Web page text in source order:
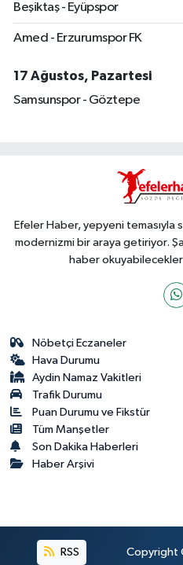
Beşiktaş - Eyüpspor
Amed - Erzurumspor FK
17 Ağustos, Pazartesi
Samsunspor - Göztepe
Efeler Haber, yepyeni temasıyla
modernizmi bir araya getiriyor.
haber
Nöbetçi Eczaneler
Hava Durumu
Aydin Namaz Vakitleri
Trafik Durumu
Puan Durumu ve Fikstür
Tüm Manşetler
Son Dakika Haberleri
Haber Arşivi
RSS Copyright